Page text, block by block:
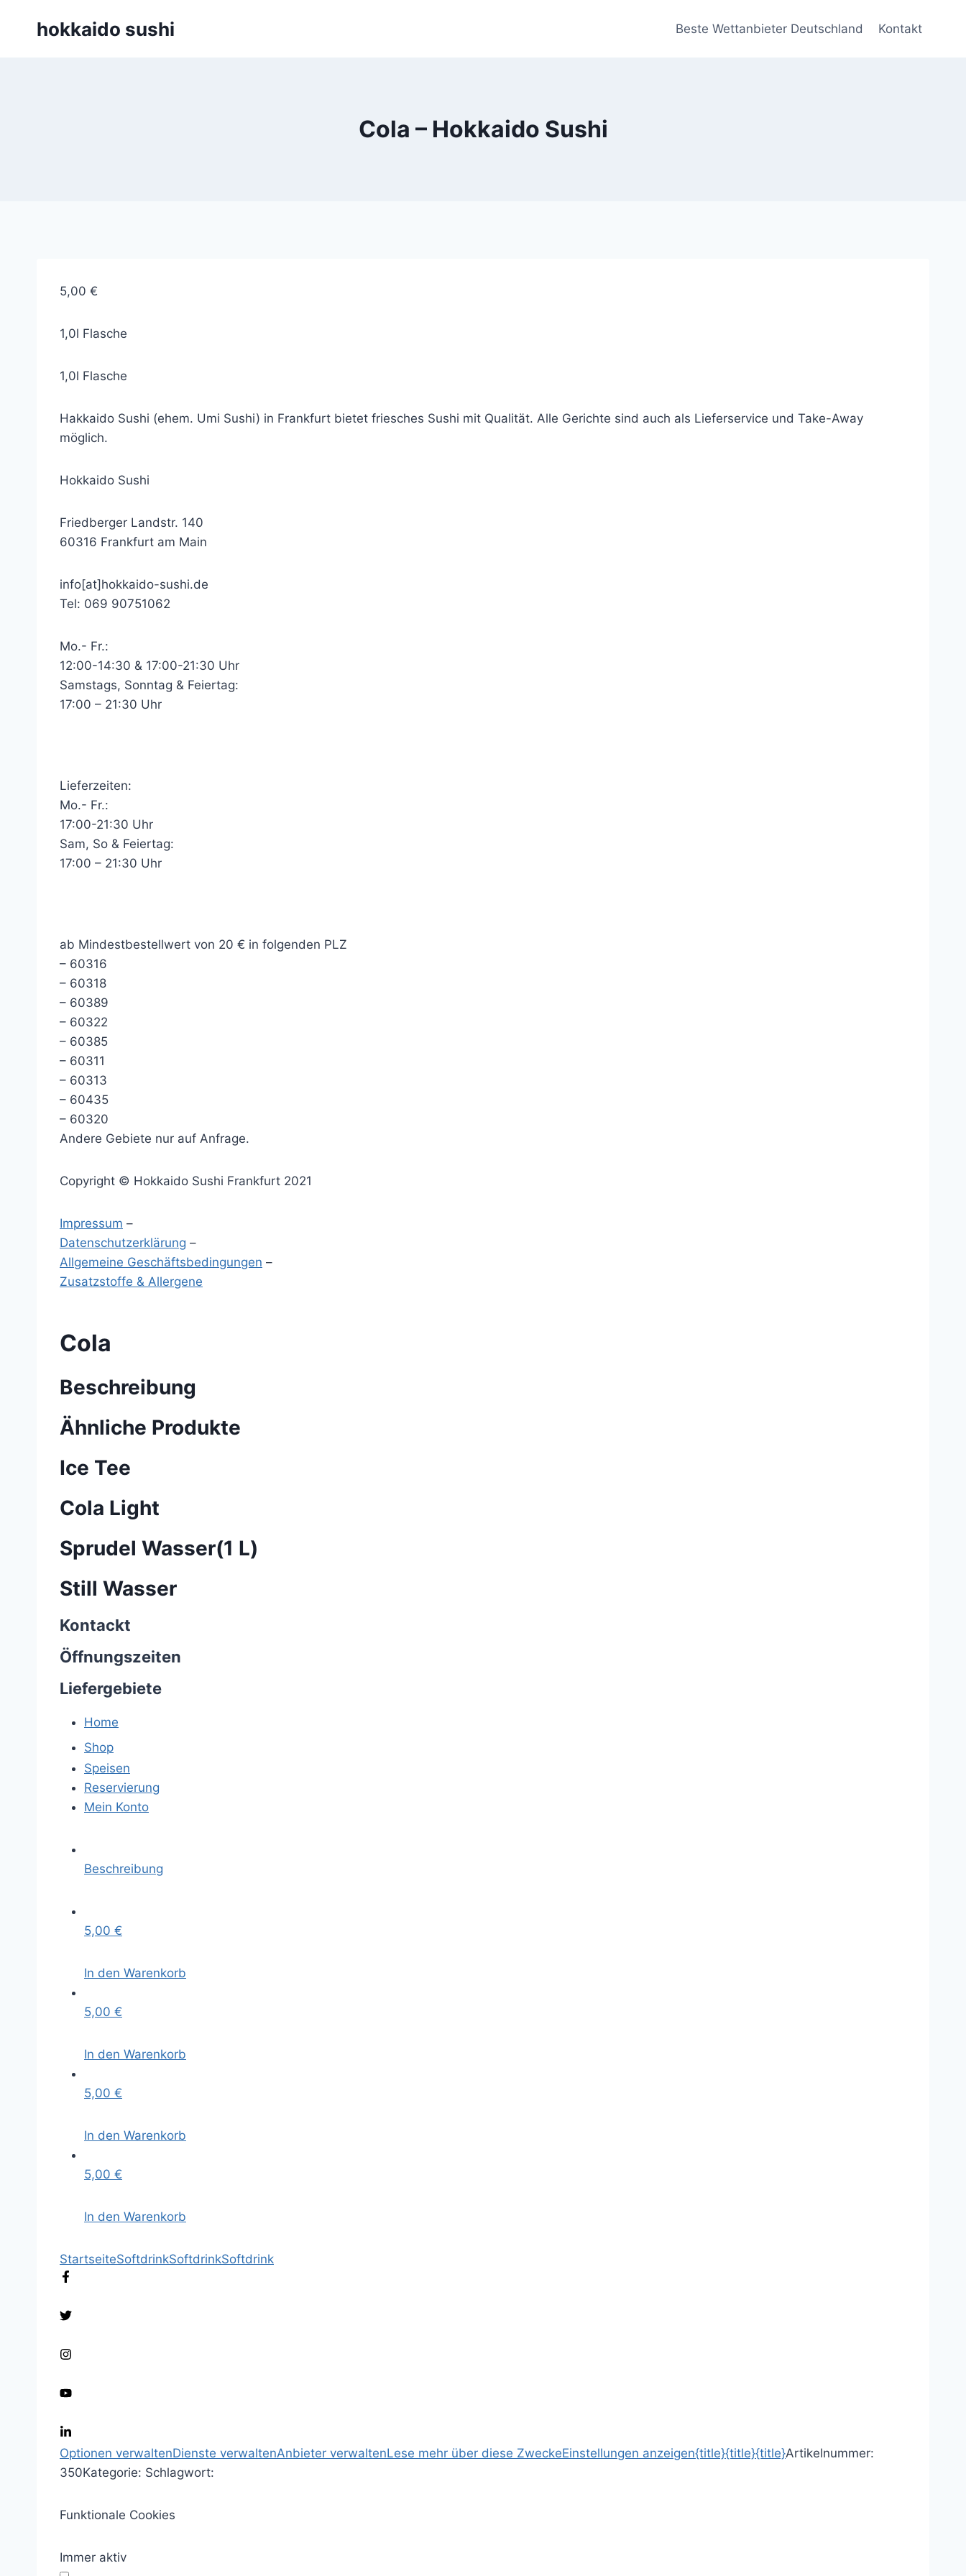
hokkaido sushi Beste Wettanbieter Deutschland Kontakt
Cola – Hokkaido Sushi
5,00 €
1,0l Flasche
1,0l Flasche
Hakkaido Sushi (ehem. Umi Sushi) in Frankfurt bietet friesches Sushi mit Qualität. Alle Gerichte sind auch als Lieferservice und Take-Away
möglich.
Hokkaido Sushi
Friedberger Landstr. 140
60316 Frankfurt am Main
info[at]hokkaido-sushi.de
Tel: 069 90751062
Mo.- Fr.:
12:00-14:30 & 17:00-21:30 Uhr
Samstags, Sonntag & Feiertag:
17:00 – 21:30 Uhr
Lieferzeiten:
Mo.- Fr.:
17:00-21:30 Uhr
Sam, So & Feiertag:
17:00 – 21:30 Uhr
ab Mindestbestellwert von 20 € in folgenden PLZ
– 60316
– 60318
– 60389
– 60322
– 60385
– 60311
– 60313
– 60435
– 60320
Andere Gebiete nur auf Anfrage.
Copyright © Hokkaido Sushi Frankfurt 2021
Impressum –
Datenschutzerklärung –
Allgemeine Geschäftsbedingungen –
Zusatzstoffe & Allergene
Cola
Beschreibung
Ähnliche Produkte
Ice Tee
Cola Light
Sprudel Wasser(1 L)
Still Wasser
Kontackt
Öffnungszeiten
Liefergebiete
Home
Shop
Speisen
Reservierung
Mein Konto
Beschreibung
5,00 €
In den Warenkorb
5,00 €
In den Warenkorb
5,00 €
In den Warenkorb
5,00 €
In den Warenkorb
StartseiteSoftdrinkSoftdrinkSoftdrink
Optionen verwaltenDienste verwaltenAnbieter verwaltenLese mehr über diese ZweckeEinstellungen anzeigen{title}{title}{title}Artikelnummer:
350Kategorie: Schlagwort:
Funktionale Cookies
Immer aktiv